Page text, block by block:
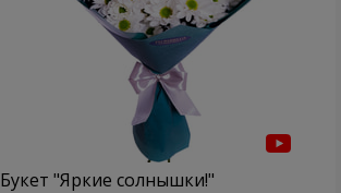
Букет "Яркие солнышки!"